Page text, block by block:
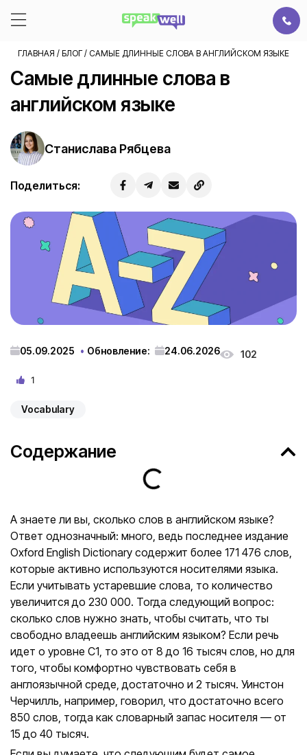
ГЛАВНАЯ / БЛОГ/ САМЫЕ ДЛИННЫЕ СЛОВА В АНГЛИЙСКОМ ЯЗЫКЕ
Самые длинные слова в
английском языке
Станислава Рябцева
Поделиться:
05.09.2025 Обновление: 24.06.2026 102
1
Vocabulary
Содержание
А знаете ли вы, сколько слов в английском языке?
Ответ однозначный: много, ведь последнее издание
Oxford English Dictionary содержит более 171 476 слов,
которые активно используются носителями языка.
Если учитывать устаревшие слова, то количество
увеличится до 230 000. Тогда следующий вопрос:
сколько слов нужно знать, чтобы считать, что ты
свободно владеешь английским языком? Если речь
идет о уровне С1, то это от 8 до 16 тысяч слов, но для
того, чтобы комфортно чувствовать себя в
англоязычной среде, достаточно и 2 тысяч. Уинстон
Черчилль, например, говорил, что достаточно всего
850 слов, тогда как словарный запас носителя — от
15 до 40 тысяч.